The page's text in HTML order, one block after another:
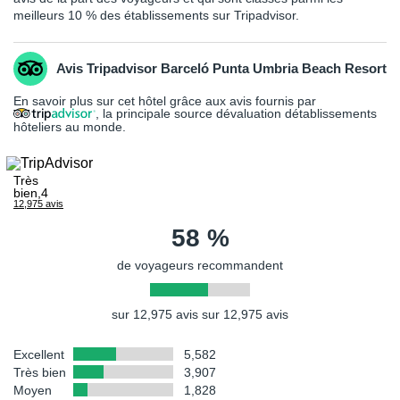
Les photos utilisées pour présenter les hôtels et la destination le
sont à titre indicatif et non-contractuel. Concernant votre
logement, l'hôtel offre différentes configurations et décorations.
La chambre allouée lors de votre arrivée pourra être ainsi
différente de celle figurant en photo sur le présent descriptif.
meilleurs 10 % des établissements sur Tripadvisor.
Avis Tripadvisor Barceló Punta Umbria Beach Resort
En savoir plus sur cet hôtel grâce aux avis fournis par
, la principale source dévaluation détablissements
hôteliers au monde.
Très
bien,4
12,975 avis
Excellent
5,582
Très bien
3,907
Moyen
1,828
58 %
de voyageurs recommandent
sur 12,975 avis sur 12,975 avis